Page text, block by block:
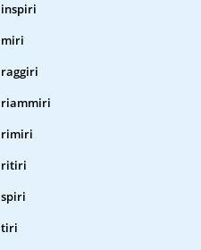
inspiri
miri
raggiri
riammiri
rimiri
ritiri
spiri
tiri